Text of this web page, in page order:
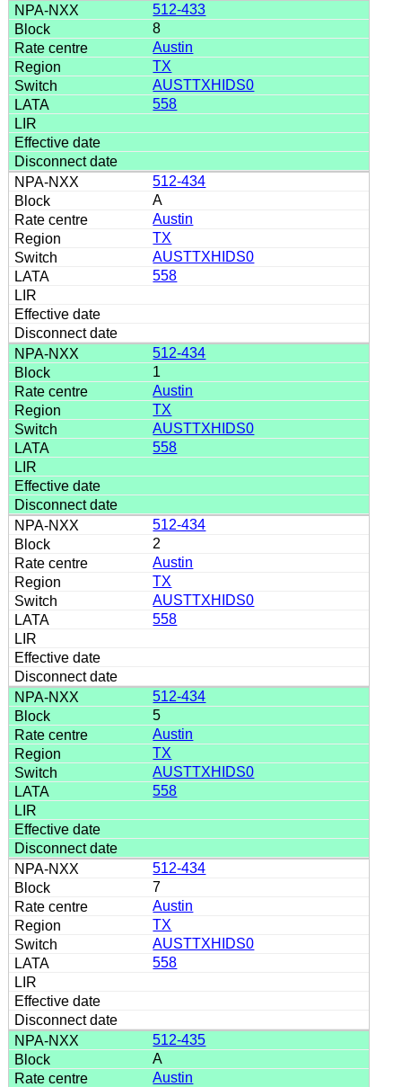
512-433
8
Austin
TX
AUSTTXHIDS0
558
512-434
A
Austin
TX
AUSTTXHIDS0
558
512-434
1
Austin
TX
AUSTTXHIDS0
558
512-434
2
Austin
TX
AUSTTXHIDS0
558
512-434
5
Austin
TX
AUSTTXHIDS0
558
512-434
7
Austin
TX
AUSTTXHIDS0
558
512-435
A
Austin